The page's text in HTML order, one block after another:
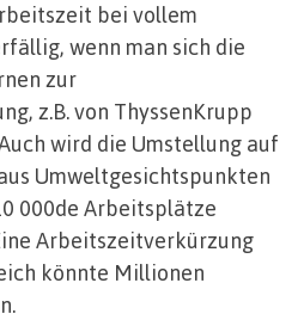
bei vollem
wenn man sich die
zur
z.B. von ThyssenKrupp
wird die Umstellung auf
Umweltgesichtspunkten
000de Arbeitsplätze
Arbeitszeitverkürzung
könnte Millionen